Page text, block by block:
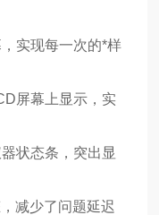
实现每一次的*样
屏幕上显示，实
状态条，突出显
减少了问题延迟